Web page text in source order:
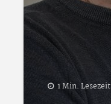
1 Min. Lesezeit